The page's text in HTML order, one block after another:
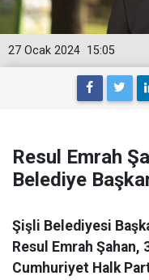
15:05
27 Ocak 2024
Resul Emrah
Belediye
Şişli Belediyesi
Resul Emrah
Cumhuriyet Halk